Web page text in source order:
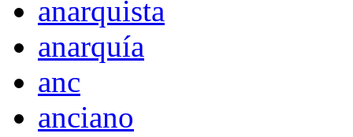
anarquista
anarquía
anc
anciano